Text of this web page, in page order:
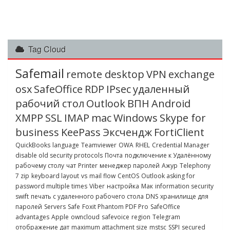
Tag Cloud
Safemail remote desktopVPN exchange
osxSafeOffice RDP IPsecудаленный
рабочий стол Outlook ВПН Android
XMPP SSL IMAP macWindows Skype for
business KeePass Эксчендж FortiClient
QuickBooks language Teamviewer OWA RHEL Credential Manager
disable old security protocols Почта подключение к Удалённому
рабочему столу чат Printer менеджер паролей Ажур Telephony
7 zip keyboard layout vs mail flow CentOS Outlook asking for
password multiple times Viber настройка Мак information security
swift печать с удаленного рабочего стола DNS хранилище для
паролей Servers Safe Foxit Phantom PDF Pro SafeOffice
advantages Apple owncloud safevoice region Telegram
отображение дат maximum attachment size mstsc SSPI secured